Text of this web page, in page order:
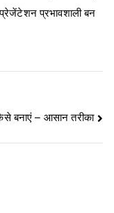
प्रभावशाली बन
बनाएं – आसान तरीका